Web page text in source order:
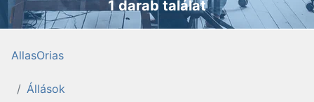
1 darab találat
AllasOrias
Állások